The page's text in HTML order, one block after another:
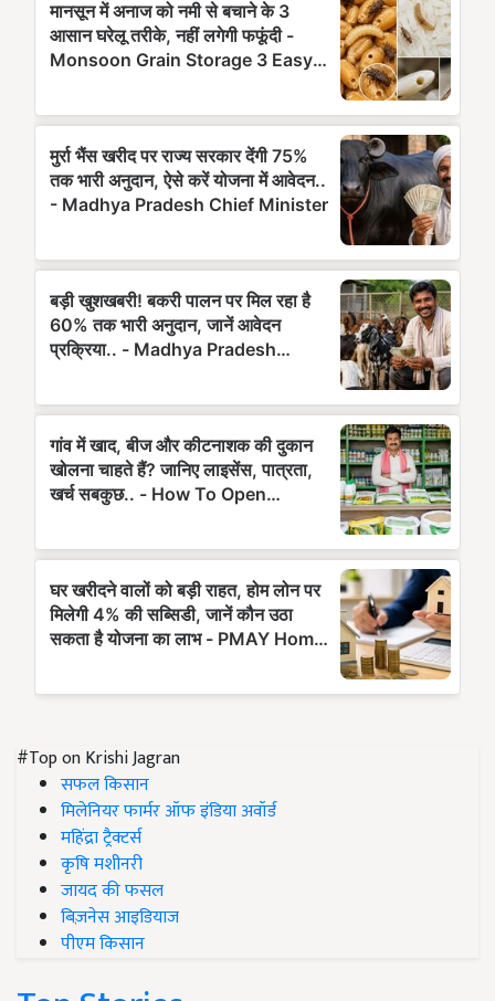
#Top on Krishi Jagran
सफल किसान
मिलेनियर फार्मर ऑफ इंडिया अवॉर्ड
महिंद्रा ट्रैक्टर्स
कृषि मशीनरी
जायद की फसल
बिज़नेस आइडियाज
पीएम किसान